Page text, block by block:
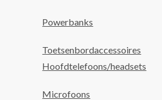
Powerbanks
Toetsenbordaccessoires
Hoofdtelefoons/headsets
Microfoons